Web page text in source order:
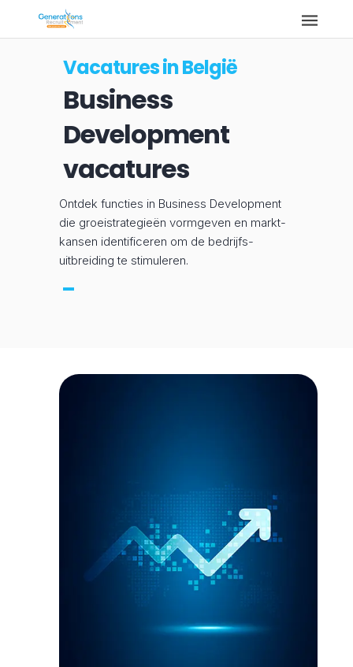
Vacatures in België
Business
Development
vacatures
Ontdek functies in Business Development
die groeistrategieën vormgeven en markt­
kansen identificeren om de bedrijfs­
uitbreiding te stimuleren.